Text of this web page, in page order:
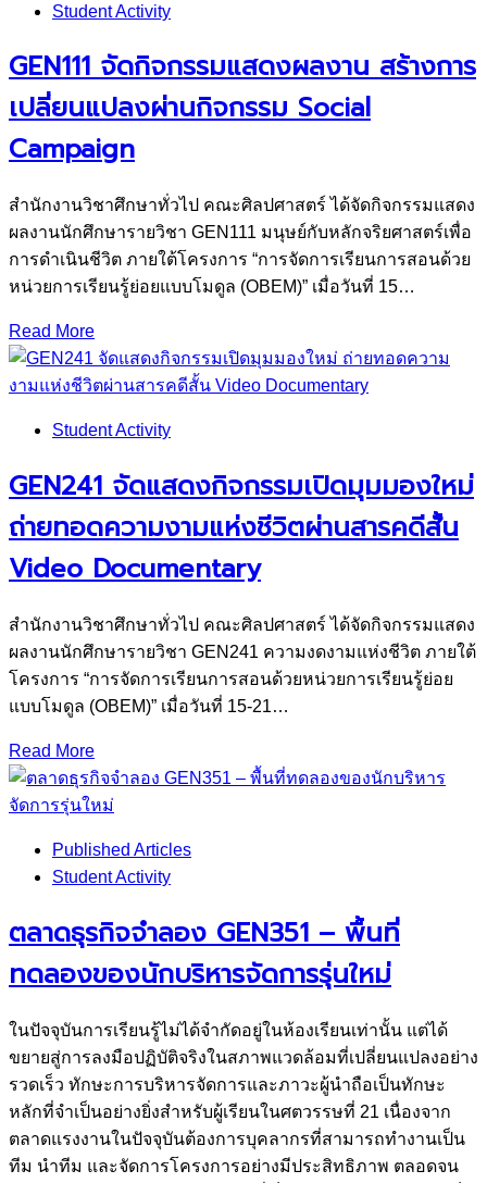
Student Activity
GEN111 จัดกิจกรรมแสดงผลงาน สร้างการ
เปลี่ยนแปลงผ่านกิจกรรม Social
Campaign
สำนักงานวิชาศึกษาทั่วไป คณะศิลปศาสตร์ ได้จัดกิจกรรมแสดง
ผลงานนักศึกษารายวิชา GEN111 มนุษย์กับหลักจริยศาสตร์เพื่อ
การดำเนินชีวิต ภายใต้โครงการ “การจัดการเรียนการสอนด้วย
หน่วยการเรียนรู้ย่อยแบบโมดูล (OBEM)” เมื่อวันที่ 15…
Read More
Student Activity
GEN241 จัดแสดงกิจกรรมเปิดมุมมองใหม่
ถ่ายทอดความงามแห่งชีวิตผ่านสารคดีสั้น
Video Documentary
สำนักงานวิชาศึกษาทั่วไป คณะศิลปศาสตร์ ได้จัดกิจกรรมแสดง
ผลงานนักศึกษารายวิชา GEN241 ความงดงามแห่งชีวิต ภายใต้
โครงการ “การจัดการเรียนการสอนด้วยหน่วยการเรียนรู้ย่อย
แบบโมดูล (OBEM)” เมื่อวันที่ 15-21…
Read More
Published Articles
Student Activity
ตลาดธุรกิจจำลอง GEN351 – พื้นที่
ทดลองของนักบริหารจัดการรุ่นใหม่
ในปัจจุบันการเรียนรู้ไม่ได้จำกัดอยู่ในห้องเรียนเท่านั้น แต่ได้
ขยายสู่การลงมือปฏิบัติจริงในสภาพแวดล้อมที่เปลี่ยนแปลงอย่าง
รวดเร็ว ทักษะการบริหารจัดการและภาวะผู้นำถือเป็นทักษะ
หลักที่จำเป็นอย่างยิ่งสำหรับผู้เรียนในศตวรรษที่ 21 เนื่องจาก
ตลาดแรงงานในปัจจุบันต้องการบุคลากรที่สามารถทำงานเป็น
ทีม นำทีม และจัดการโครงการอย่างมีประสิทธิภาพ ตลอดจน